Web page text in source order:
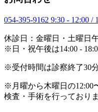
054-395-9162 9:30 - 12:00 /
休診日：金曜日・土曜日
※日・祝午後は14:00 -
※受付時間は診察終了30
※月曜から木曜日の12:00
検査・手術を行っており